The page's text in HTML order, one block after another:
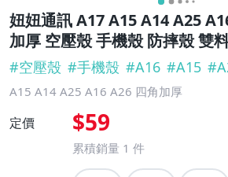
妞妞通訊 A17 A15 A14 A25
加厚 空壓殼 手機殼 防摔殼 雙
#空壓殼 #手機殼 #A16 #A15 #
A15 A14 A25 A16 A26 四角加厚
定價 $59
累積銷量 1 件